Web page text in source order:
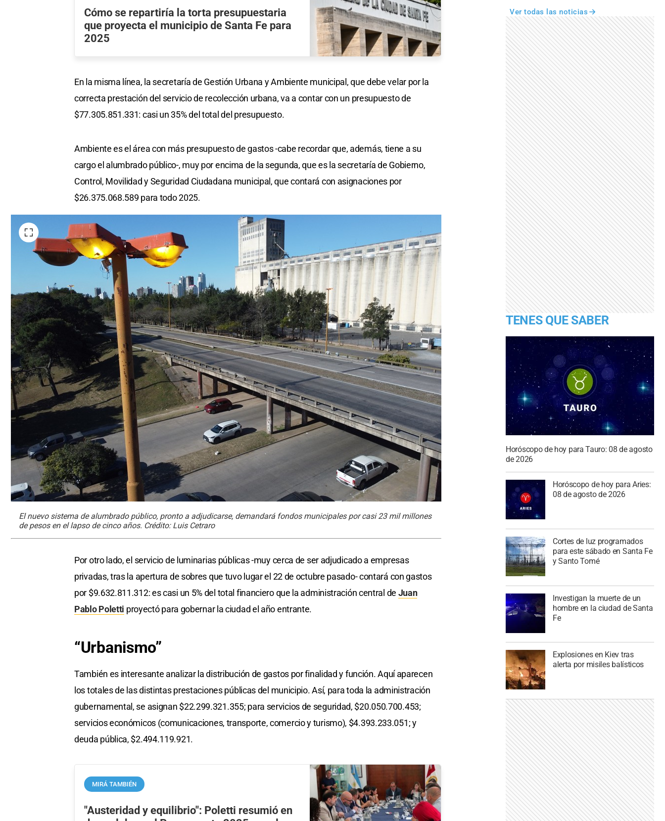
Cómo se repartiría la torta presupuestaria
que proyecta el municipio de Santa Fe para
2025
En la misma línea, la secretaría de Gestión Urbana y Ambiente municipal, que debe velar por la
correcta prestación del servicio de recolección urbana, va a contar con un presupuesto de
$77.305.851.331: casi un 35% del total del presupuesto.
Ambiente es el área con más presupuesto de gastos -cabe recordar que, además, tiene a su
cargo el alumbrado público-, muy por encima de la segunda, que es la secretaría de Gobierno,
Control, Movilidad y Seguridad Ciudadana municipal, que contará con asignaciones por
$26.375.068.589 para todo 2025.
El nuevo sistema de alumbrado público, pronto a adjudicarse, demandará fondos municipales por casi 23 mil millones
de pesos en el lapso de cinco años. Crédito: Luis Cetraro
Por otro lado, el servicio de luminarias públicas -muy cerca de ser adjudicado a empresas
privadas, tras la apertura de sobres que tuvo lugar el 22 de octubre pasado- contará con gastos
por $9.632.811.312: es casi un 5% del total financiero que la administración central de Juan
Pablo Poletti proyectó para gobernar la ciudad el año entrante.
“Urbanismo”
También es interesante analizar la distribución de gastos por finalidad y función. Aquí aparecen
los totales de las distintas prestaciones públicas del municipio. Así, para toda la administración
gubernamental, se asignan $22.299.321.355; para servicios de seguridad, $20.050.700.453;
servicios económicos (comunicaciones, transporte, comercio y turismo), $4.393.233.051; y
deuda pública, $2.494.119.921.
MIRÁ TAMBIÉN
"Austeridad y equilibrio": Poletti resumió en
Ver todas las noticias
TENES QUE SABER
Horóscopo de hoy para Tauro: 08 de agosto
de 2026
Horóscopo de hoy para Aries:
08 de agosto de 2026
Cortes de luz programados
para este sábado en Santa Fe
y Santo Tomé
Investigan la muerte de un
hombre en la ciudad de Santa
Fe
Explosiones en Kiev tras
alerta por misiles balísticos